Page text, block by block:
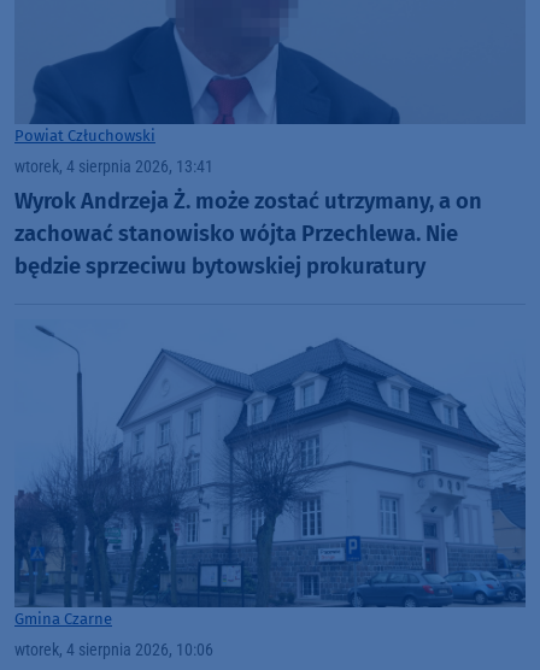
Powiat Człuchowski
wtorek, 4 sierpnia 2026, 13:41
Wyrok Andrzeja Ż. może zostać utrzymany, a on
zachować stanowisko wójta Przechlewa. Nie
będzie sprzeciwu bytowskiej prokuratury
Gmina Czarne
wtorek, 4 sierpnia 2026, 10:06